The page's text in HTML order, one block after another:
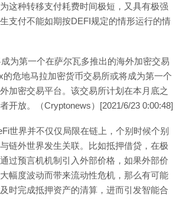
这种转移支付耗费时间极短，又具有极强
支付不能如期按DEFI规定的情形运行的情
为第一个在萨尔瓦多推出的海外加密交易
的危地马拉加密货币交易所或将成为第一个
加密交易平台。该交易所计划在本月底之
开放。（Cryptonews）[2021/6/23 0:00:48]
世界并不仅仅局限在链上，个别时候个别
链外世界发生关联。比如抵押借贷，在极
过预言机机制引入外部价格，如果外部价
幅度波动而带来流动性危机，那么有可能
时完成抵押资产的清算，进而引发智能合